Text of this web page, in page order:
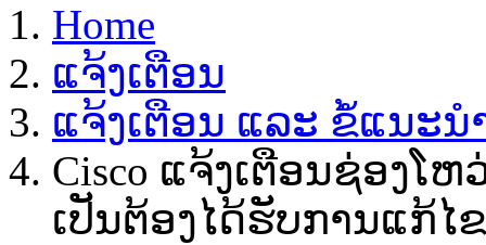
Home
ແຈ້ງເຕືອນ
ແຈ້ງເຕືອນ ແລະ ຂໍ້ແນະ
Cisco ແຈ້ງເຕືອນຊ່ອງໂຫ
ເປັນຕ້ອງໄດ້ຮັບການແກ້ໄ